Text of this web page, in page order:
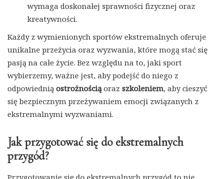
wymaga doskonałej sprawności fizycznej oraz
kreatywności.
Każdy z wymienionych sportów ekstremalnych oferuje
unikalne przeżycia oraz wyzwania, które mogą stać się
pasją na całe życie. Bez względu na to, jaki sport
wybierzemy, ważne jest, aby podejść do niego z
odpowiednią ostrożnościąoraz szkoleniem, aby cieszyć
się bezpiecznym przeżywaniem emocji związanych z
ekstremalnymi wyzwaniami.
Jak przygotować się do ekstremalnych
przygód?